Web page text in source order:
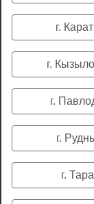
г.
г.
г.
г.
г.